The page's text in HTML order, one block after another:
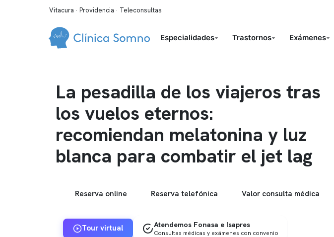
Vitacura · Providencia · Teleconsultas
Especialidades Trastornos Exámenes
La pesadilla de los viajeros tras
los vuelos eternos:
recomiendan melatonina y luz
blanca para combatir el jet lag
Reserva online Reserva telefónica Valor consulta médica
Tour virtual Atendemos Fonasa e Isapres
Consultas médicas y exámenes con convenio